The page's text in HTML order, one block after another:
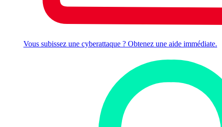
Vous subissez une cyberattaque ? Obtenez une aide immédiate.